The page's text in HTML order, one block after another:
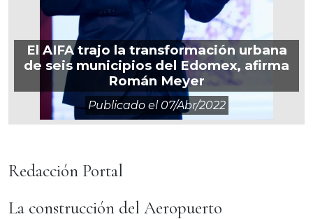
El AIFA trajo la transformación urbana
de seis municipios del Edomex, afirma
Román Meyer
Publicado el 07/abr/2022
Redacción Portal
La construcción del Aeropuerto